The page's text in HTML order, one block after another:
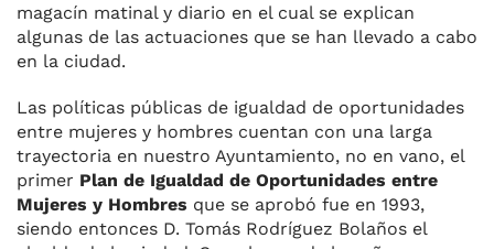
magacín matinal y diario en el cual se explican
algunas de las actuaciones que se han llevado a cabo
en la ciudad.
Las políticas públicas de igualdad de oportunidades
entre mujeres y hombres cuentan con una larga
trayectoria en nuestro Ayuntamiento, no en vano, el
primer Plan de Igualdad de Oportunidades entre
Mujeres y Hombres que se aprobó fue en 1993,
siendo entonces D. Tomás Rodríguez Bolaños el